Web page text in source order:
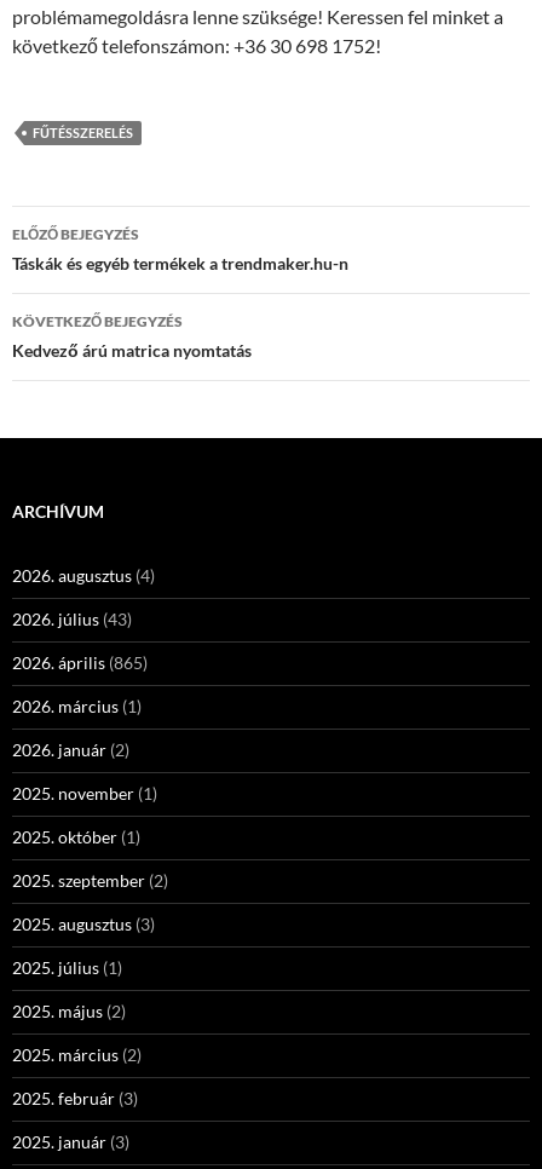
problémamegoldásra lenne szüksége! Keressen fel minket a
következő telefonszámon: +36 30 698 1752!
FŰTÉSSZERELÉS
Bejegyzés
navigáció
ELŐZŐ BEJEGYZÉS
Táskák és egyéb termékek a trendmaker.hu-n
KÖVETKEZŐ BEJEGYZÉS
Kedvező árú matrica nyomtatás
ARCHÍVUM
2026. augusztus (4)
2026. július (43)
2026. április (865)
2026. március (1)
2026. január (2)
2025. november (1)
2025. október (1)
2025. szeptember (2)
2025. augusztus (3)
2025. július (1)
2025. május (2)
2025. március (2)
2025. február (3)
2025. január (3)